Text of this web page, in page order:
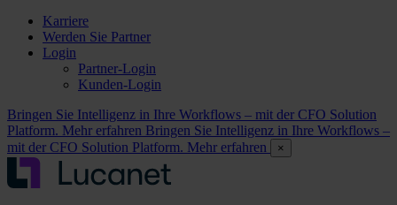
Karriere
Werden Sie Partner
Login
Partner-Login
Kunden-Login
Bringen Sie Intelligenz in Ihre Workflows – mit der CFO Solution
Platform. Mehr erfahren Bringen Sie Intelligenz in Ihre Workflows –
mit der CFO Solution Platform. Mehr erfahren
×